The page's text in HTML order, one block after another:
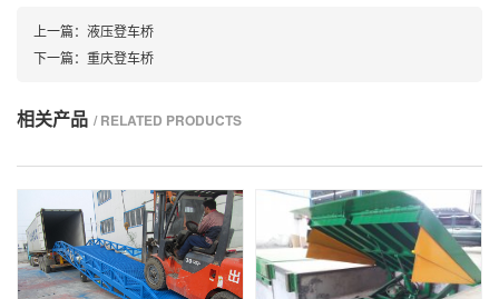
上一篇： 液压登车桥
下一篇： 重庆登车桥
相关产品 / RELATED PRODUCTS